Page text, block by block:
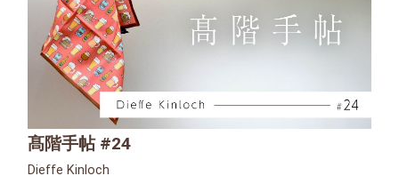
髙階手帖 #24
Dieffe Kinloch